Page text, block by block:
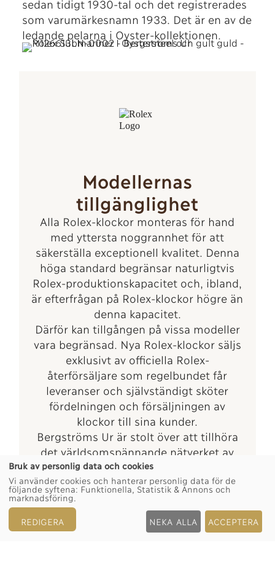
sedan tidigt 1930-tal och det registrerades
som varumärkesnamn 1933. Det är en av de
ledande pelarna i Oyster-kollektionen.
Modellernas
tillgänglighet
Alla Rolex-klockor monteras för hand
med yttersta noggrannhet för att
säkerställa exceptionell kvalitet. Denna
höga standard begränsar naturligtvis
Rolex-produktionskapacitet och, ibland,
är efterfrågan på Rolex-klockor högre än
denna kapacitet.
Därför kan tillgången på vissa modeller
vara begränsad. Nya Rolex-klockor säljs
exklusivt av officiella Rolex-
återförsäljare som regelbundet får
leveranser och självständigt sköter
fördelningen och försäljningen av
klockor till sina kunder.
Bergströms Ur är stolt över att tillhöra
det världsomspännande nätverket av
officiella Rolex-återförsäljare och kan
tillhandahålla information om
tillgången på Rolex-klockor.
Bruk av personlig data och cookies
Vi använder cookies och hanterar personlig data för de
följande syftena: Funktionella, Statistik & Annons och
marknadsföring
REDIGERA NEKA ALLA ACCEPTERA